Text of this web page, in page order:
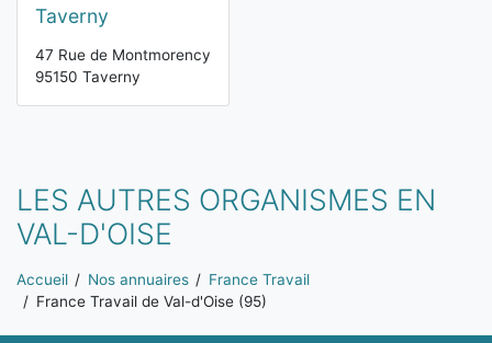
Taverny
47 Rue de Montmorency
95150 Taverny
LES AUTRES ORGANISMES EN
VAL-D'OISE
Vous êtes ici:
Accueil Nos annuaires
France Travail
France Travail de Val-d'Oise (95)